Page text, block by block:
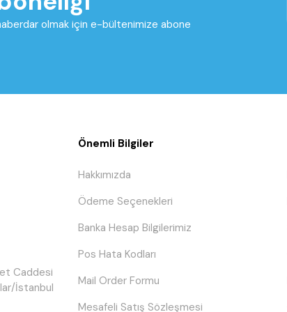
olmak için e-bültenimize abone
Caddesi
İstanbul
Önemli Bilgiler
Hakkımızda
Ödeme Seçenekleri
Banka Hesap Bilgilerimiz
Pos Hata Kodları
Mail Order Formu
Mesafeli Satış Sözleşmesi